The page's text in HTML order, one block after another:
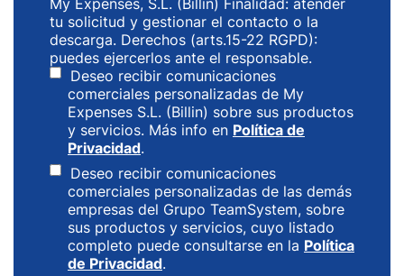
My Expenses, S.L. (Billin) Finalidad: atender
tu solicitud y gestionar el contacto o la
descarga. Derechos (arts.15-22 RGPD):
puedes ejercerlos ante el responsable.
Deseo recibir comunicaciones
comerciales personalizadas de My
Expenses S.L. (Billin) sobre sus productos
y servicios. Más info en Política de
Privacidad.
Deseo recibir comunicaciones
comerciales personalizadas de las demás
empresas del Grupo TeamSystem, sobre
sus productos y servicios, cuyo listado
completo puede consultarse en la Política
de Privacidad.